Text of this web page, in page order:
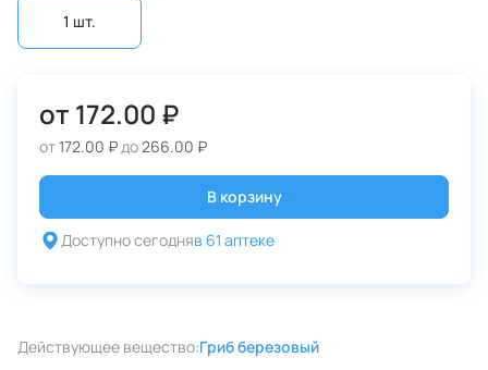
1 шт.
от 172.00 ₽
от172.00 ₽до266.00 ₽
В корзину
Доступно сегодняв 61 аптеке
Действующее вещество:Гриб березовый